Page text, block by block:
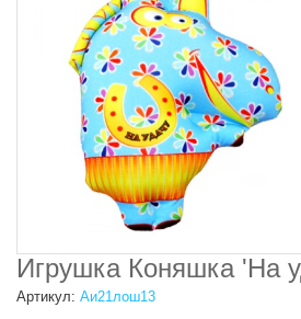
Игрушка Коняшка 'На
Артикул: Аи21лош13